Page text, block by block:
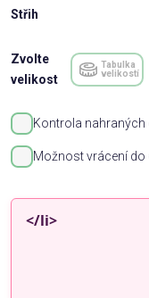
Střih
Zvolte
velikost
Tabulka
velikostí
Kontrola nahraných
Možnost vrácení do